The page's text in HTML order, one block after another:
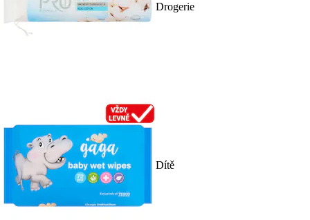
Drogerie
Dítě